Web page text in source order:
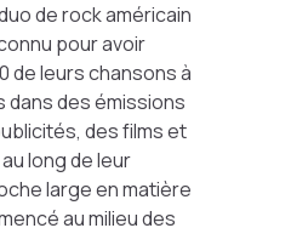
de rock américain
pour avoir
de leurs chansons à
des émissions
des films et
long de leur
large en matière
au milieu des